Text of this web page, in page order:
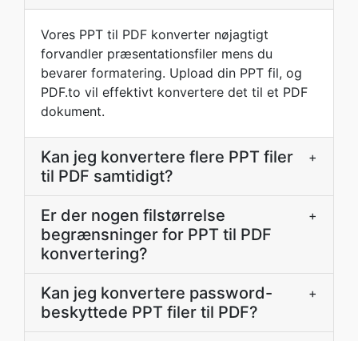
Vores PPT til PDF konverter nøjagtigt
forvandler præsentationsfiler mens du
bevarer formatering. Upload din PPT fil, og
PDF.to vil effektivt konvertere det til et PDF
dokument.
Kan jeg konvertere flere PPT filer
til PDF samtidigt?
+
Er der nogen filstørrelse
begrænsninger for PPT til PDF
konvertering?
+
Kan jeg konvertere password-
beskyttede PPT filer til PDF?
+